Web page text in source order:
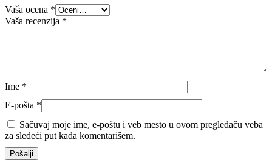
Vaša ocena *
Vaša recenzija *
Ime *
E-pošta *
Sačuvaj moje ime, e-poštu i veb mesto u ovom pregledaču veba
za sledeći put kada komentarišem.